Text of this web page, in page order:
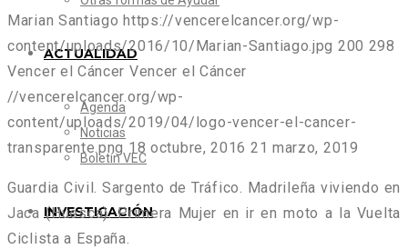
ACTUALIDAD
Agenda
Noticias
Boletín VEC
INVESTIGACIÓN
Marian Santiago https://vencerelcancer.org/wp-
content/uploads/2016/10/Marian-Santiago.jpg 200 298
Vencer el Cáncer Vencer el Cáncer
//vencerelcancer.org/wp-
content/uploads/2019/04/logo-vencer-el-cancer-
transparente.png 18 octubre, 2016 21 marzo, 2019
Guardia Civil. Sargento de Tráfico. Madrileña viviendo en
Jaca (Huesca). Primera Mujer en ir en moto a la Vuelta
Ciclista a España.